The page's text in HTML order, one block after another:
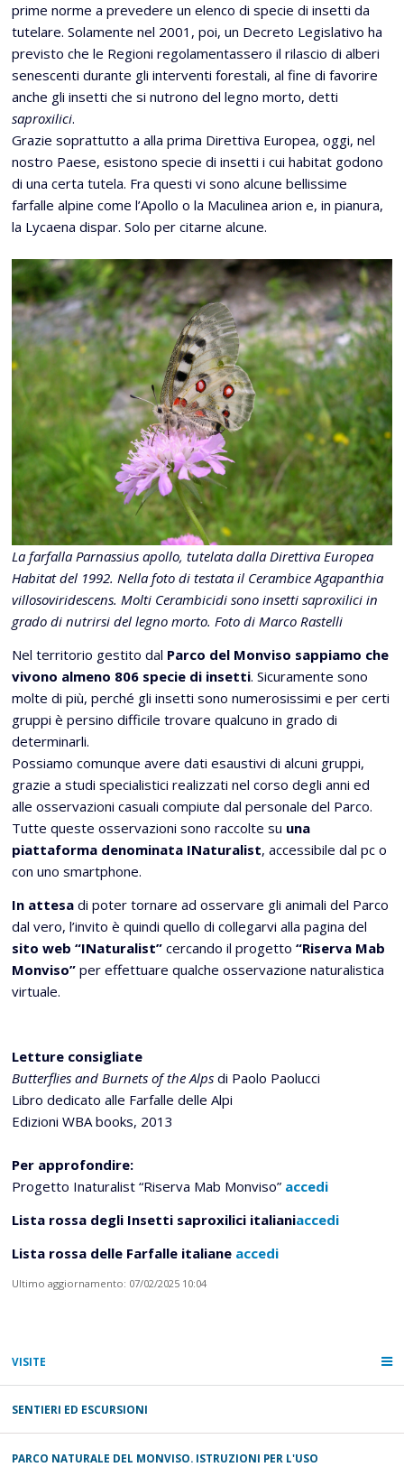
prime norme a prevedere un elenco di specie di insetti da
tutelare. Solamente nel 2001, poi, un Decreto Legislativo ha
previsto che le Regioni regolamentassero il rilascio di alberi
senescenti durante gli interventi forestali, al fine di favorire
anche gli insetti che si nutrono del legno morto, detti
saproxilici.
Grazie soprattutto a alla prima Direttiva Europea, oggi, nel
nostro Paese, esistono specie di insetti i cui habitat godono
di una certa tutela. Fra questi vi sono alcune bellissime
farfalle alpine come l’Apollo o la Maculinea arion e, in pianura,
la Lycaena dispar. Solo per citarne alcune.
La farfalla Parnassius apollo, tutelata dalla Direttiva Europea
Habitat del 1992. Nella foto di testata il Cerambice Agapanthia
villosoviridescens. Molti Cerambicidi sono insetti saproxilici in
grado di nutrirsi del legno morto. Foto di Marco Rastelli
Nel territorio gestito dal Parco del Monviso sappiamo che
vivono almeno 806 specie di insetti. Sicuramente sono
molte di più, perché gli insetti sono numerosissimi e per certi
gruppi è persino difficile trovare qualcuno in grado di
determinarli.
Possiamo comunque avere dati esaustivi di alcuni gruppi,
grazie a studi specialistici realizzati nel corso degli anni ed
alle osservazioni casuali compiute dal personale del Parco.
Tutte queste osservazioni sono raccolte su una
piattaforma denominata INaturalist, accessibile dal pc o
con uno smartphone.
In attesa di poter tornare ad osservare gli animali del Parco
dal vero, l’invito è quindi quello di collegarvi alla pagina del
sito web “INaturalist” cercando il progetto “Riserva Mab
Monviso” per effettuare qualche osservazione naturalistica
virtuale.
Letture consigliate
Butterflies and Burnets of the Alps di Paolo Paolucci
Libro dedicato alle Farfalle delle Alpi
Edizioni WBA books, 2013
Per approfondire:
Progetto Inaturalist “Riserva Mab Monviso” accedi
Lista rossa degli Insetti saproxilici italianiaccedi
Lista rossa delle Farfalle italiane accedi
Ultimo aggiornamento: 07/02/2025 10:04
VISITE
SENTIERI ED ESCURSIONI
PARCO NATURALE DEL MONVISO. ISTRUZIONI PER L'USO